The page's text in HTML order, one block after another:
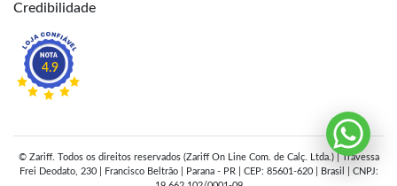
Credibilidade
4.9
© Zariff. Todos os direitos reservados (Zariff On Line Com. de Calç. Ltda.) | Travessa
Frei Deodato, 230 | Francisco Beltrão | Parana - PR | CEP: 85601-620 | Brasil | CNPJ: